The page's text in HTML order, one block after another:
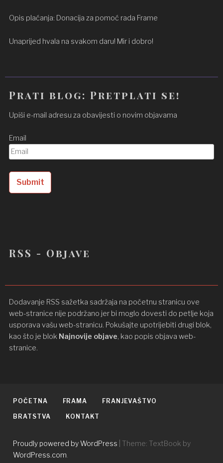
Opis plaćanja: Donacija za pomoć rada Frame
Unaprijed hvala na svakom daru! Mir i dobro!
Prati blog: Pretplati se!
Upiši e-mail adresu za obavijesti o novim objavama
Email
RSS - Objave
Dodavanje RSS sažetka sadržaja na početnu stranicu ove
web-stranice nije podržano jer bi moglo dovesti do petlje koja
usporava vašu web-stranicu. Pokušajte upotrijebiti drugi blok,
kao što je blok Najnovije objave, kao popis objava ​​web-
stranice.
POČETNA FRAMA FRANJEVAŠTVO
BRATSTVA KONTAKT
Proudly powered by WordPress
Theme: TextBook by
WordPress.com